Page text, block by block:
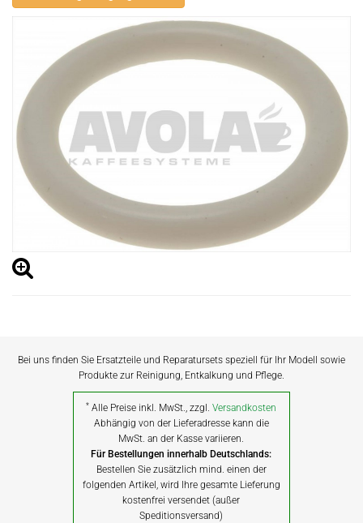
Bei uns finden Sie Ersatzteile und Reparatursets speziell für Ihr Modell sowie
Produkte zur Reinigung, Entkalkung und Pflege.
* Alle Preise inkl. MwSt., zzgl.Versandkosten
Abhängig von der Lieferadresse kann die
MwSt. an der Kasse variieren.
Für Bestellungen innerhalb Deutschlands:
Bestellen Sie zusätzlich mind. einen der
folgenden Artikel, wird Ihre gesamte Lieferung
kostenfrei versendet (außer
Speditionsversand)